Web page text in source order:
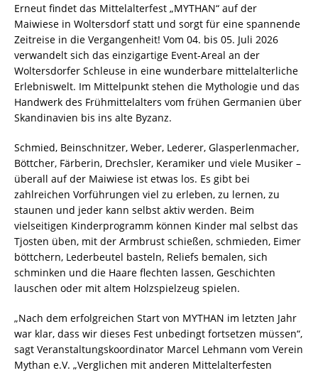
Erneut findet das Mittelalterfest „MYTHAN“ auf der
Maiwiese in Woltersdorf statt und sorgt für eine spannende
Zeitreise in die Vergangenheit! Vom 04. bis 05. Juli 2026
verwandelt sich das einzigartige Event-Areal an der
Woltersdorfer Schleuse in eine wunderbare mittelalterliche
Erlebniswelt. Im Mittelpunkt stehen die Mythologie und das
Handwerk des Frühmittelalters vom frühen Germanien über
Skandinavien bis ins alte Byzanz.
Schmied, Beinschnitzer, Weber, Lederer, Glasperlenmacher,
Böttcher, Färberin, Drechsler, Keramiker und viele Musiker –
überall auf der Maiwiese ist etwas los. Es gibt bei
zahlreichen Vorführungen viel zu erleben, zu lernen, zu
staunen und jeder kann selbst aktiv werden. Beim
vielseitigen Kinderprogramm können Kinder mal selbst das
Tjosten üben, mit der Armbrust schießen, schmieden, Eimer
böttchern, Lederbeutel basteln, Reliefs bemalen, sich
schminken und die Haare flechten lassen, Geschichten
lauschen oder mit altem Holzspielzeug spielen.
„Nach dem erfolgreichen Start von MYTHAN im letzten Jahr
war klar, dass wir dieses Fest unbedingt fortsetzen müssen“,
sagt Veranstaltungskoordinator Marcel Lehmann vom Verein
Mythan e.V. „Verglichen mit anderen Mittelalterfesten